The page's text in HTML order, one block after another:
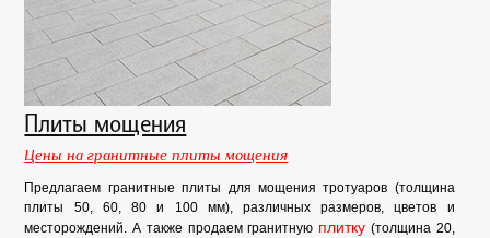
Плиты мощения
Цены на гранитные плиты мощения
Предлагаем гранитные плиты для мощения тротуаров (толщина
плиты 50, 60, 80 и 100 мм), различных размеров, цветов и
месторождений. А также продаем гранитную плитку (толщина 20,